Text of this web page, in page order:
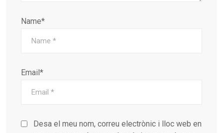
Name*
Email*
Desa el meu nom, correu electrònic i lloc web en